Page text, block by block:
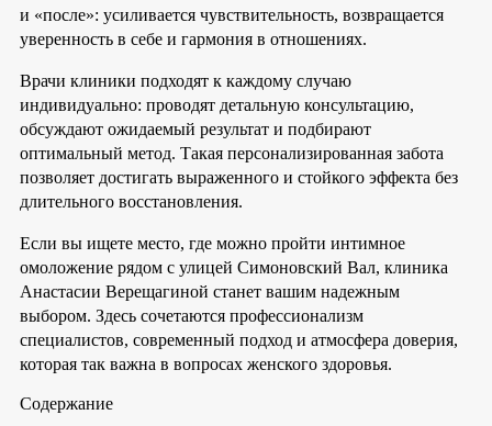
и «после»: усиливается чувствительность, возвращается
уверенность в себе и гармония в отношениях.
Врачи клиники подходят к каждому случаю
индивидуально: проводят детальную консультацию,
обсуждают ожидаемый результат и подбирают
оптимальный метод. Такая персонализированная забота
позволяет достигать выраженного и стойкого эффекта без
длительного восстановления.
Если вы ищете место, где можно пройти интимное
омоложение рядом с улицей Симоновский Вал, клиника
Анастасии Верещагиной станет вашим надежным
выбором. Здесь сочетаются профессионализм
специалистов, современный подход и атмосфера доверия,
которая так важна в вопросах женского здоровья.
Содержание